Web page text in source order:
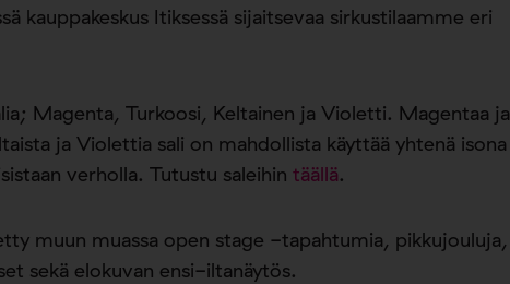
kauppakeskus Itiksessä sijaitsevaa sirkustilaamme eri
Magenta, Turkoosi, Keltainen ja Violetti. Magentaa ja
ja Violettia sali on mahdollista käyttää yhtenä isona
verholla. Tutustu saleihin täällä.
muun muassa open stage -tapahtumia, pikkujouluja,
sekä elokuvan ensi-iltanäytös.